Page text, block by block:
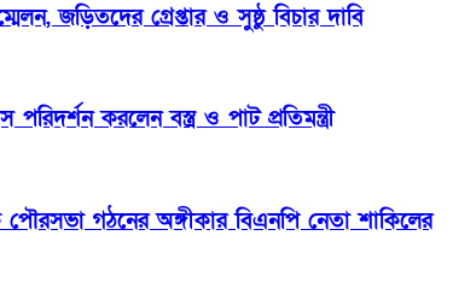
জড়িতদের গ্রেপ্তার ও সুষ্ঠু বিচার দাবি
করলেন বস্ত্র ও পাট প্রতিমন্ত্রী
গঠনের অঙ্গীকার বিএনপি নেতা শাকিলের